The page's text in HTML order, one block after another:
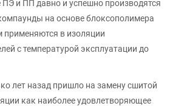
и ПП давно и успешно производятся
на основе блоксополимера
применяются в изоляции
с температурой эксплуатации до
лет назад пришло на замену сшитой
как наиболее удовлетворяющее